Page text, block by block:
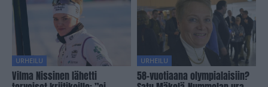
URHEILU
Vilma Nissinen lähetti
URHEILU
58-vuotiaana olympialaisiin?